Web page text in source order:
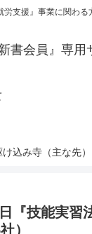
労支援』事業に関わる
書会員』専用
け込み寺（主な先）
『技能実習
）